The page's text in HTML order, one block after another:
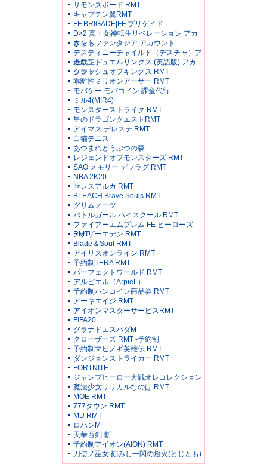
サモンズボード RMT
キャプテン翼RMT
FF BRIGADE|FF ブリゲイド
D×2 真・女神転生リベレーション アカ
ウント
きららファンタジア アカウント
デスティニーチャイルド（デスチャ）ア
カウント
遊戯王デュエルリンクス (英語版) アカ
ウント
クラッシュオブキングス RMT
乖離性ミリオンアーサー RMT
モバゲー モバコイン 課金代行
ミル4(MIR4)
モンスターストライク RMT
星のドラゴンクエストRMT
アイマス デレステ RMT
白猫テニス
あつまれどうぶつの森
レジェンドオブモンスターズ RMT
SAO メモリー デフラグ RMT
NBA 2K20
セレスアルカ RMT
BLEACH Brave Souls RMT
グリムノーツ
バトルガール ハイスクール RMT
ファイアーエムブレム FE ヒーローズ
RMT
アナザーエデン RMT
Blade＆Soul RMT
アイリスオンライン RMT
予約制TERA RMT
パーフェクトワールド RMT
アルピエル（ArpieL）
予約制ハンコイン商品券 RMT
アーキエイジ RMT
アイオンマスターサービスRMT
FIFA20
グラナドエスパダM
クローザーズ RMT -予約制
予約制マビノギ英雄伝 RMT
ダンジョンストライカー RMT
FORTNITE
ジャンプヒーロー大戦オレコレクション
2
魔法少女リリカルなのは RMT
MOE RMT
777タウン RMT
MU RMT
ロハンM
天華百剣-斬
予約制アイオン(AION) RMT
刀使ノ巫女 刻みし一閃の燈火(とじとも)